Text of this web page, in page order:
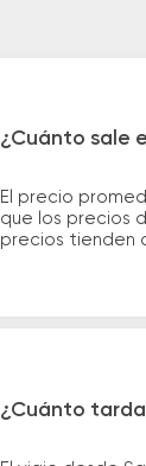
¿Cuánto sale
El precio
que los precios
precios tienden
¿Cuánto